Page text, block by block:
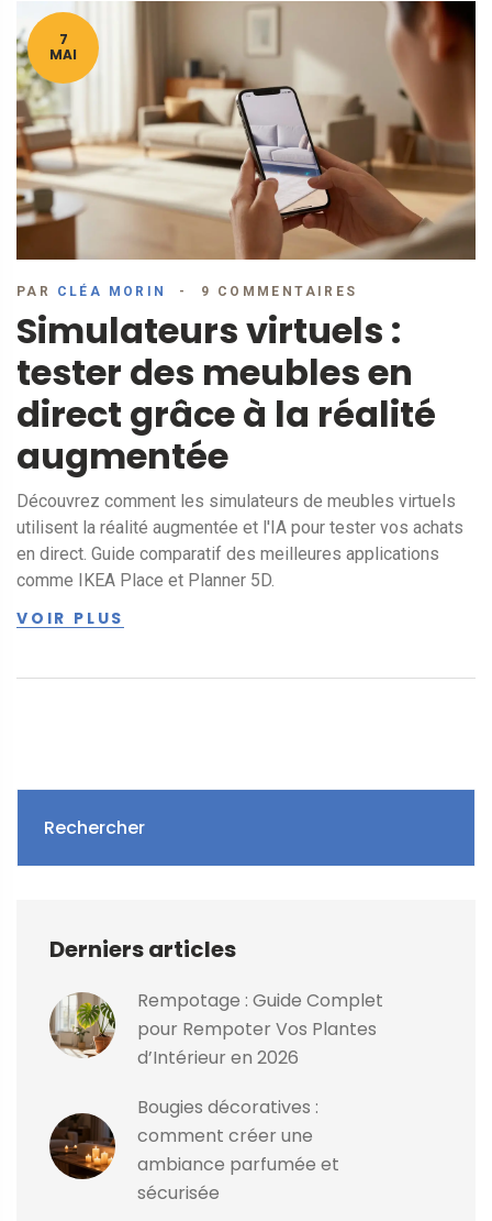
7
MAI
PAR CLÉA MORIN 9 COMMENTAIRES
Simulateurs virtuels :
tester des meubles en
direct grâce à la réalité
augmentée
Découvrez comment les simulateurs de meubles virtuels
utilisent la réalité augmentée et l'IA pour tester vos achats
en direct. Guide comparatif des meilleures applications
comme IKEA Place et Planner 5D.
VOIR PLUS
Rechercher
Derniers articles
Rempotage : Guide Complet
pour Rempoter Vos Plantes
d’Intérieur en 2026
Bougies décoratives :
comment créer une
ambiance parfumée et
sécurisée